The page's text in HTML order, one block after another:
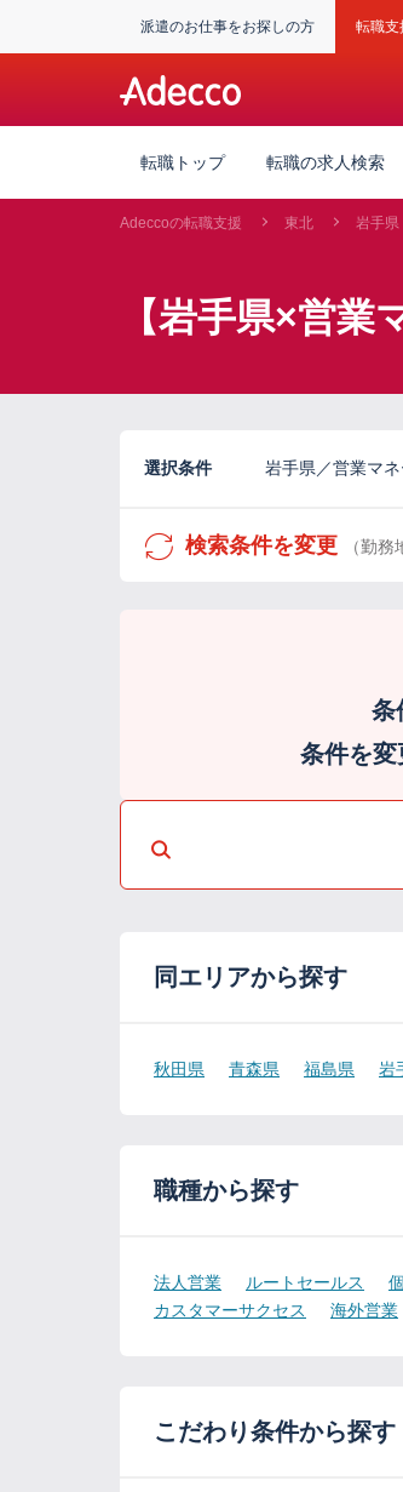
派遣のお仕事をお探しの方 転職支
転職トップ 転職の求人検索
Adeccoの転職支援 東北 岩手県
【岩手県×営
選択条件 岩手県／営業マ
検索条件を変更 （勤
条
条件を変
同エリアから探す
秋田県 青森県 福島県 岩
職種から探す
法人営業 ルートセールス
カスタマーサクセス
海外営業
こだわり条件から探す